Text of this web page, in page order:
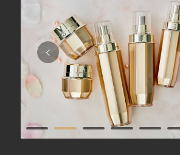
下一頁
1 2 3 4